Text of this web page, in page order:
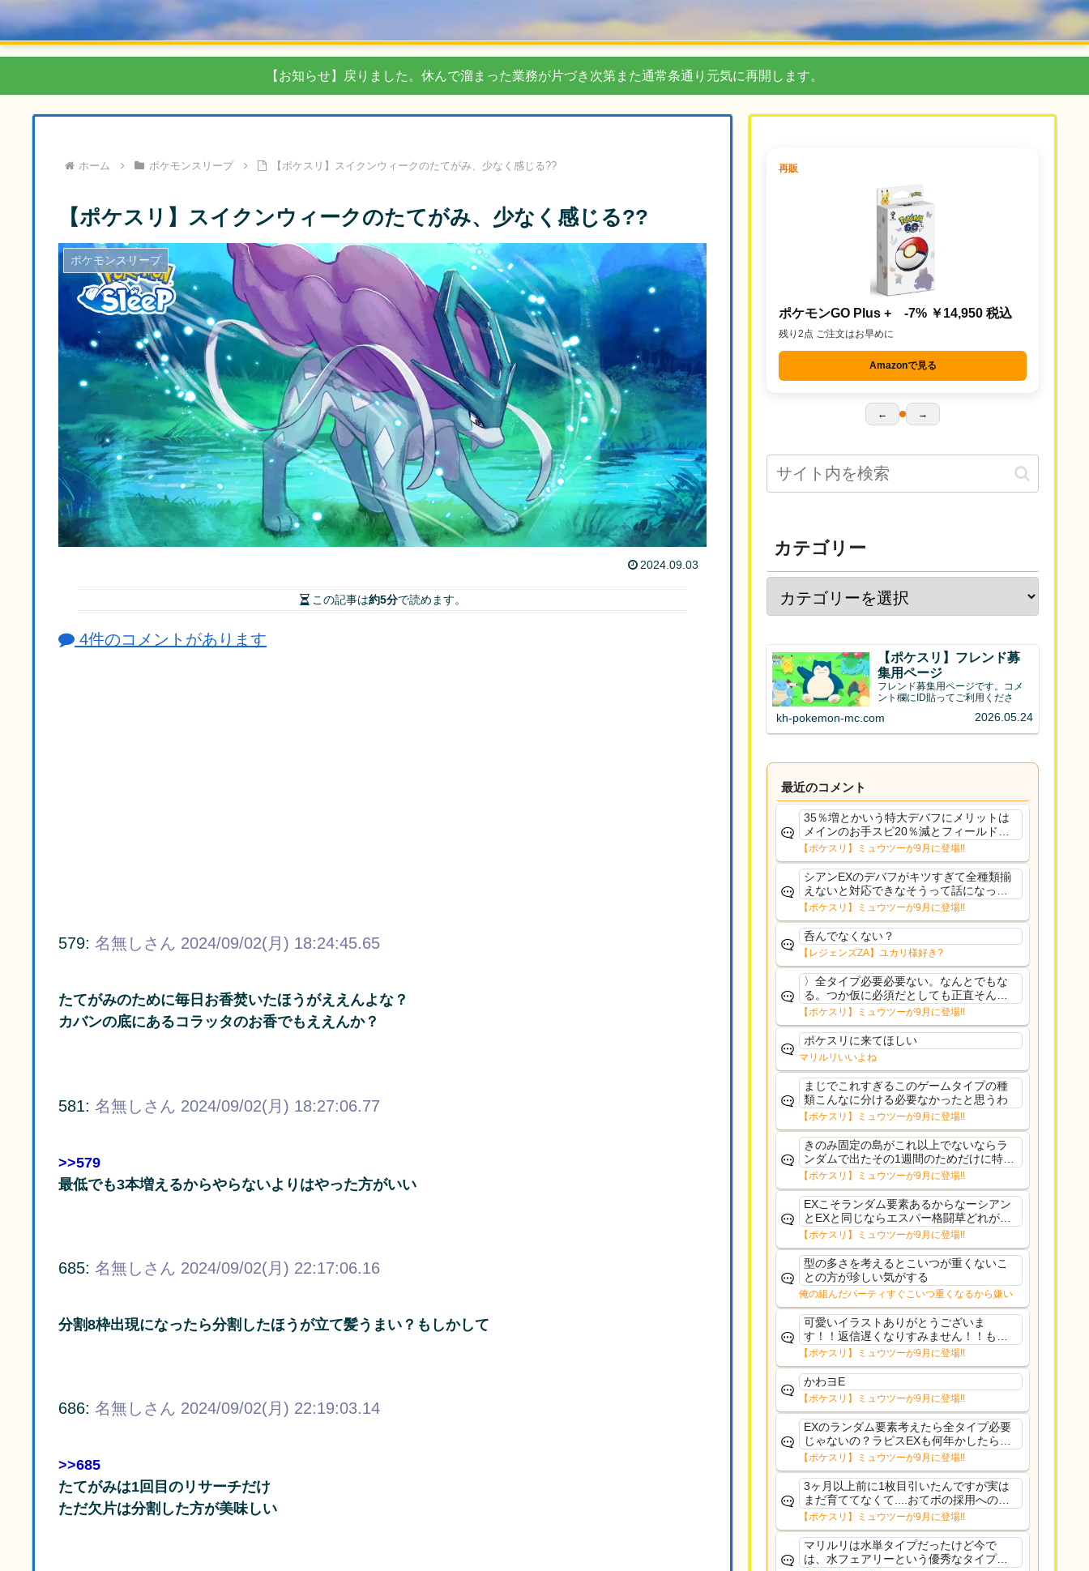
【お知らせ】戻りました。休んで溜まった業務が片づき次第また通常条通り元気に再開します。
ホーム ポケモンスリープ 【ポケスリ】スイクンウィークのたてがみ、少なく感じる??
【ポケスリ】スイクンウィークのたてがみ、少なく感じる??
ポケモンスリープ
2024.09.03
この記事は約5分で読めます。
4件のコメントがあります
579: 名無しさん 2024/09/02(月) 18:24:45.65
たてがみのために毎日お香焚いたほうがええんよな？
カバンの底にあるコラッタのお香でもええんか？
581: 名無しさん 2024/09/02(月) 18:27:06.77
>>579
最低でも3本増えるからやらないよりはやった方がいい
685: 名無しさん 2024/09/02(月) 22:17:06.16
分割8枠出現になったら分割したほうが立て髪うまい？もしかして
686: 名無しさん 2024/09/02(月) 22:19:03.14
>>685
たてがみは1回目のリサーチだけ
ただ欠片は分割した方が美味しい
再販
ポケモンGO Plus + -7% ￥14,950 税込
残り2点 ご注文はお早めに
Amazonで見る
← →
カテゴリー
【ポケスリ】フレンド募
集用ページ
フレンド募集用ページです。コメ
ント欄にID貼ってご利用くださ
kh-pokemon-mc.com 2026.05.24
最近のコメント
35％増とかいう特大デバフにメリットは
メインのお手スピ20％減とフィールド効
果のみフェアリーノーマルとか引いたら
まともに料理も作れないし終わり控えめ
に言ってカス
【ポケスリ】ミュウツーが9月に登場!!
シアンEXのデバフがキツすぎて全種類揃
えないと対応できなそうって話になって
るわ
【ポケスリ】ミュウツーが9月に登場!!
呑んでなくない？
【レジェンズZA】ユカリ様好き?
〉全タイプ必要必要ない。なんとでもな
る。つか仮に必須だとしても正直そんな
もんに付き合う気は無い。運営は時間の
リソースを甘く見すぎなのよ。ポケスリ
やったことないやろうなと思ってる。〉
ラピスEX最短二年後...
【ポケスリ】ミュウツーが9月に登場!!
ポケスリに来てほしい
マリルリいいよね
まじでこれすぎるこのゲームタイプの種
類こんなに分ける必要なかったと思うわ
【ポケスリ】ミュウツーが9月に登場!!
きのみ固定の島がこれ以上でないならラ
ンダムで出たその1週間のためだけに特定
のタイプにリソース割くのなんだかむな
しい気がするわ出番がないってわけじゃ
ないから無駄ではないんだけど
【ポケスリ】ミュウツーが9月に登場!!
EXこそランダム要素あるからなーシアン
とEXと同じならエスパー格闘草どれが事
前に来るか分からんから、積む必要があ
るミュウツーは使いにくくね？って思っ
た
【ポケスリ】ミュウツーが9月に登場!!
型の多さを考えるとこいつが重くないこ
との方が珍しい気がする
俺の組んだパーティすぐこいつ重くなるから嫌い
可愛いイラストありがとうございま
す！！返信遅くなりすみません！！もう
少ししたら通常再開できます！
【ポケスリ】ミュウツーが9月に登場!!
かわヨE
【ポケスリ】ミュウツーが9月に登場!!
EXのランダム要素考えたら全タイプ必要
じゃないの？ラピスEXも何年かしたら来
るだろうし後から厳選したい育てたいっ
て思ってもどうにもならないのがこのゲ
ームだしな
【ポケスリ】ミュウツーが9月に登場!!
3ヶ月以上前に1枚目引いたんですが実は
まだ育ててなくて....おてボの採用への影
響は勉強になります。ありがとうござい
ますオイルはだいぶ強めのABBレントラ
ーいて芋の方が不安なんで1枚目にしよう
かなと思...
【ポケスリ】ミュウツーが9月に登場!!
マリルリは水単タイプだったけど今で
は、水フェアリーという優秀なタイプだ